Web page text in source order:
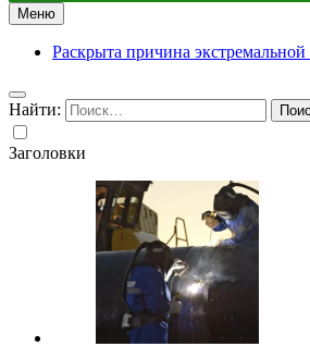
Меню
Раскрыта причина
Найти:
Заголовки